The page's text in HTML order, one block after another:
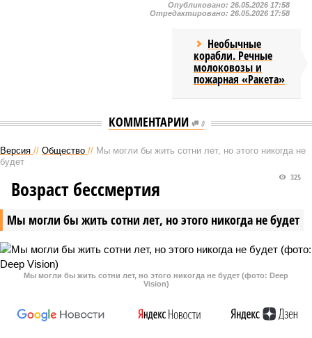
Опубликовано: 26.05.2026 17:58
Отредактировано: 26.05.2026 17:58
Необычные
корабли. Речные
молоковозы и
пожарная «Ракета»
КОММЕНТАРИИ 0
Версия // Общество // Мы могли бы жить сотни лет, но этого никогда не
будет
Мы могли бы жить сотни лет, но этого никогда не будет
325
Возраст бессмертия
Мы могли бы жить сотни лет, но этого никогда не будет (фото: Deep
Vision)